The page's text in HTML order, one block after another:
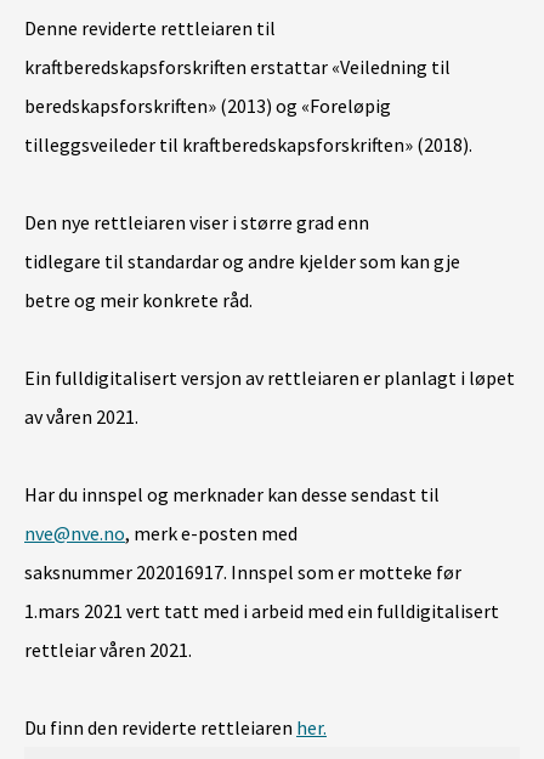
Denne reviderte rettleiaren til
kraftberedskapsforskriften erstattar «Veiledning til
beredskapsforskriften» (2013) og «Foreløpig
tilleggsveileder til kraftberedskapsforskriften» (2018).
Den nye rettleiaren viser i større grad enn
tidlegare til standardarog andre kjelder som kan gje
betre og meir konkrete råd.
Ein fulldigitalisert versjon av rettleiaren er planlagt i løpet
av våren 2021.
Har du innspel og merknader kan desse sendast til
nve@nve.no, merk e-posten med
saksnummer 202016917. Innspel som er motteke før
1.mars 2021 vert tatt med i arbeid med ein fulldigitalisert
rettleiar våren 2021.
Du finn den reviderte rettleiaren her.